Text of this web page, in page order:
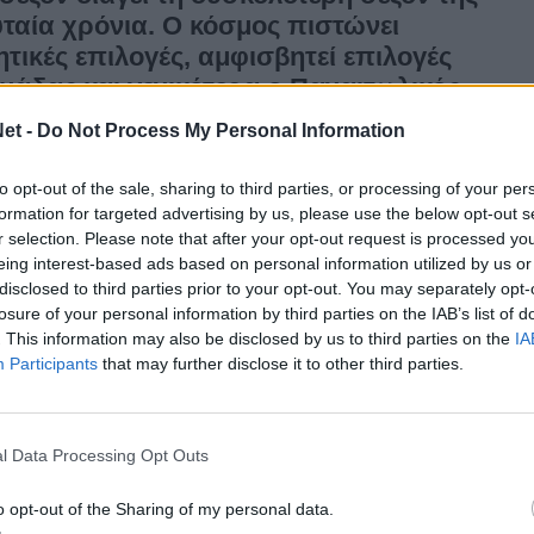
- Do Not Process My Personal Information
opt-out of the sale, sharing to third parties, or processing of your
for targeted advertising by us, please use the below opt-out
selection. Please note that after your opt-out request is processed
interest-based ads based on personal information utilized by us
to third parties prior to your opt-out. You may separately
of your personal information by third parties on the IAB’s list of
This information may also be disclosed by us to third parties on the
Participants that may further disclose it to other third parties.
Data Processing Opt Outs
opt-out of the Sharing of my personal data.
χρόνια. Ο κόσμος πιστώνει
επιλογές, αμφισβητεί επιλογές
και γενικότερα ο Παναιτωλικός
Γιατί;
κανείς όταν ξεκίνησε αυτή η ομάδα, με
το Γενάρη να είμαστε σε αυτή την
ομάδα, ακούγαμε καλά σχόλια,
Πολύ ψηλότερα. Τι να πει κανείς,
και δεν παίρνουν αποτελέσματα;
το 100%, η διαιτησία, που έπαιξε το ρόλο της
είτε ξεκάθαρα; Στο ματς με τον Ατρόμητο, για
τίποτα άλλο.
με τον οποίο «χτίστηκε» η ομάδα